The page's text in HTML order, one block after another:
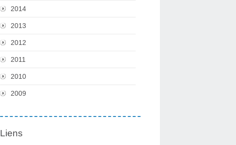
2014
2013
2012
2011
2010
2009
Liens